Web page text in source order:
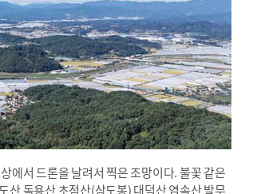
에서 드론을 날려서 찍은 조망이다. 불꽃 같은
산 독용산 초점산(삼도봉) 대덕산 염속산 발무